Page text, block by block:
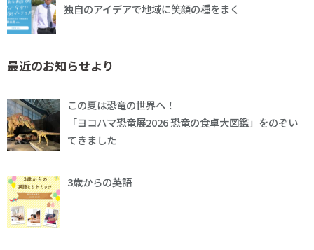
独自のアイデアで地域に笑顔の種をまく
最近のお知らせより
この夏は恐竜の世界へ！
「ヨコハマ恐竜展2026 恐竜の食卓大図鑑」をのぞい
てきました
3歳からの英語